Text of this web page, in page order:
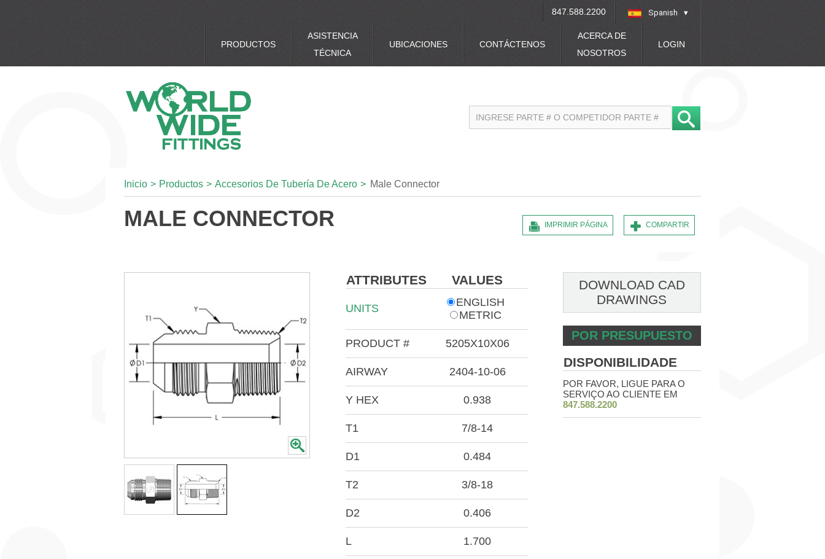
Spanish
847.588.2200
PRODUCTOS
ASISTENCIA
TÉCNICA
UBICACIONES CONTÁCTENOS
ACERCA DE
NOSOTROS
LOGIN
Inicio > Productos > Accesorios De Tubería De Acero > Male Connector
MALE CONNECTOR COMPARTIR
IMPRIMIR PÁGINA
ATTRIBUTES VALUES
UNITS
ENGLISH
METRIC
PRODUCT # 5205X10X06
AIRWAY 2404-10-06
Y HEX 0.938
T1 7/8-14
D1 0.484
T2 3/8-18
D2 0.406
L 1.700
DOWNLOAD CAD
DRAWINGS
POR PRESUPUESTO
DISPONIBILIDADE
POR FAVOR, LIGUE PARA O
SERVIÇO AO CLIENTE EM
847.588.2200